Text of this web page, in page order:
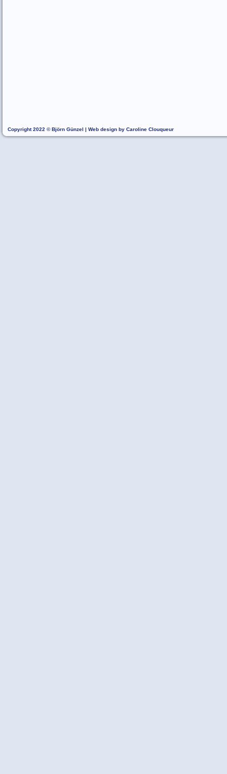
Copyright 2022 © Björn Günzel | Web design by Caroline Clouqueur